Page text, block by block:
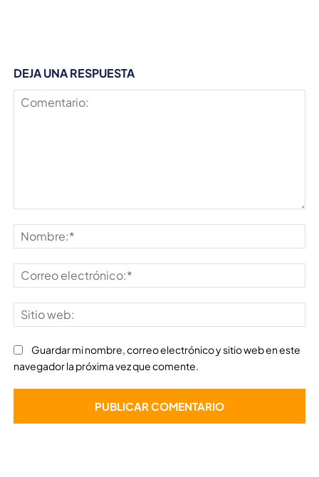
DEJA UNA RESPUESTA
Guardar mi nombre, correo electrónico y sitio web en este
navegador la próxima vez que comente.